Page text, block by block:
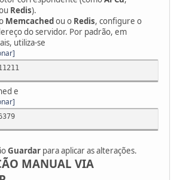
Redis).
Memcachedou o Redis, configure o
do servidor. Por padrão, em
utiliza-se
e
Guardar para aplicar as alterações.
MANUAL VIA